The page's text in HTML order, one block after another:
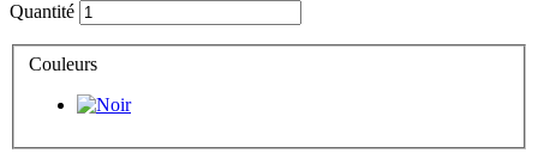
Quantité
Couleurs